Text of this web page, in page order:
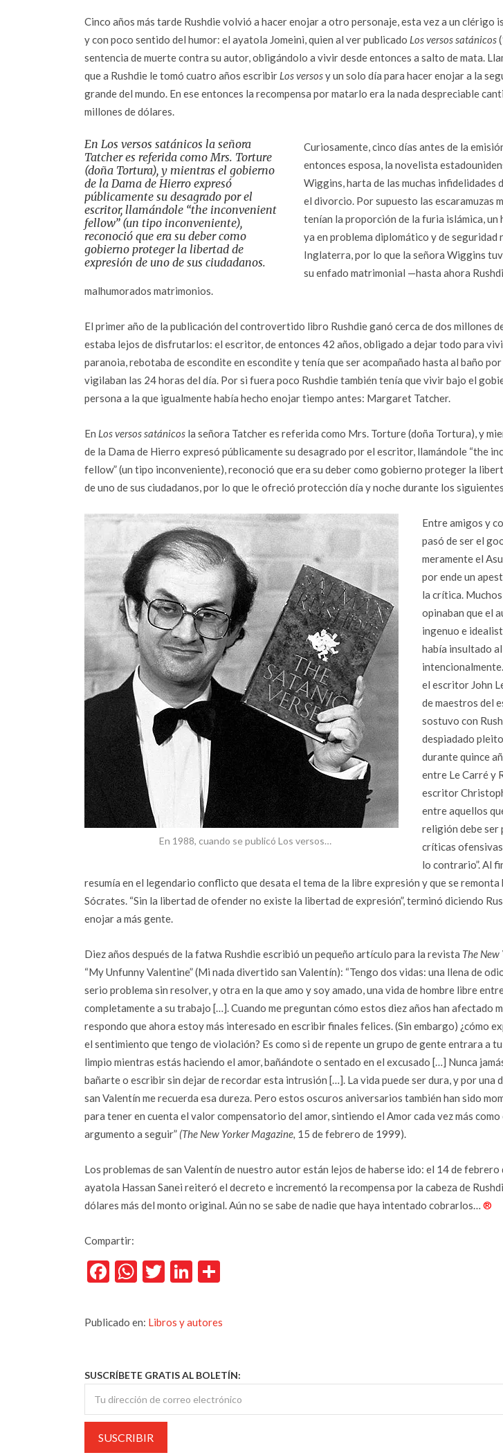
Cinco años más tarde Rushdie volvió a hacer enojar a otro personaje, esta vez a un clérigo
y con poco sentido del humor: el ayatola Jomeini, quien al ver publicado Los versos satánicos
sentencia de muerte contra su autor, obligándolo a vivir desde entonces a salto de mata.
que a Rushdie le tomó cuatro años escribir Los versosy un solo día para hacer enojar a la
grande del mundo. En ese entonces la recompensa por matarlo era la nada despreciable
millones de dólares.
En Los versos satánicos la señora
Tatcher es referida como Mrs. Torture
(doña Tortura), y mientras el gobierno
de la Dama de Hierro expresó
públicamente su desagrado por el
escritor, llamándole “the inconvenient
fellow” (un tipo inconveniente),
reconoció que era su deber como
gobierno proteger la libertad de
expresión de uno de sus ciudadanos.
Curiosamente, cinco días antes de la
entonces esposa, la novelista
Wiggins, harta de las muchas infidelidades
el divorcio. Por supuesto las escaramuzas
tenían la proporción de la furia islámica, un
ya en problema diplomático y de seguridad
Inglaterra, por lo que la señora Wiggins
su enfado matrimonial —hasta ahora
malhumorados matrimonios.
El primer año de la publicación del controvertido libro Rushdie ganó cerca de dos millones
estaba lejos de disfrutarlos: el escritor, de entonces 42 años, obligado a dejar todo para
paranoia, rebotaba de escondite en escondite y tenía que ser acompañado hasta al baño
vigilaban las 24 horas del día. Por si fuera poco Rushdie también tenía que vivir bajo el
persona a la que igualmente había hecho enojar tiempo antes: Margaret Tatcher.
En Los versos satánicos la señora Tatcher es referida como Mrs. Torture (doña Tortura), y
de la Dama de Hierro expresó públicamente su desagrado por el escritor, llamándole “the
fellow” (un tipo inconveniente), reconoció que era su deber como gobierno proteger la
de uno de sus ciudadanos, por lo que le ofreció protección día y noche durante los
En 1988, cuando se publicó Los versos…
Entre amigos y
pasó de ser el
meramente el
por ende un
la crítica.
opinaban que el
ingenuo e
había insultado
el escritor John
de maestros del
sostuvo con
despiadado
durante quince
entre Le Carré y
escritor
entre aquellos
religión debe ser
críticas
lo contrario”. Al
resumía en el legendario conflicto que desata el tema de la libre expresión y que se remonta
Sócrates. “Sin la libertad de ofender no existe la libertad de expresión”, terminó diciendo
enojar a más gente.
Diez años después de la fatwa Rushdie escribió un pequeño artículo para la revista The New
“My Unfunny Valentine” (Mi nada divertido san Valentín): “Tengo dos vidas: una llena de
serio problema sin resolver, y otra en la que amo y soy amado, una vida de hombre libre
completamente a su trabajo […]. Cuando me preguntan cómo estos diez años han afectado
respondo que ahora estoy más interesado en escribir finales felices. (Sin embargo) ¿cómo
el sentimiento que tengo de violación? Es como si de repente un grupo de gente entrara a
limpio mientras estás haciendo el amor, bañándote o sentado en el excusado […] Nunca
bañarte o escribir sin dejar de recordar esta intrusión […]. La vida puede ser dura, y por una
san Valentín me recuerda esa dureza. Pero estos oscuros aniversarios también han sido
para tener en cuenta el valor compensatorio del amor, sintiendo el Amor cada vez más como
argumento a seguir” (The New Yorker Magazine, 15 de febrero de 1999).
Los problemas de san Valentín de nuestro autor están lejos de haberse ido: el 14 de febrero
ayatola Hassan Sanei reiteró el decreto e incrementó la recompensa por la cabeza de
dólares más del monto original. Aún no se sabe de nadie que haya intentado cobrarlos… ®
Compartir:
Facebook
WhatsApp
TwitterLinkedIn
Publicado en: Libros y autores
SUSCRÍBETE GRATIS AL BOLETÍN: